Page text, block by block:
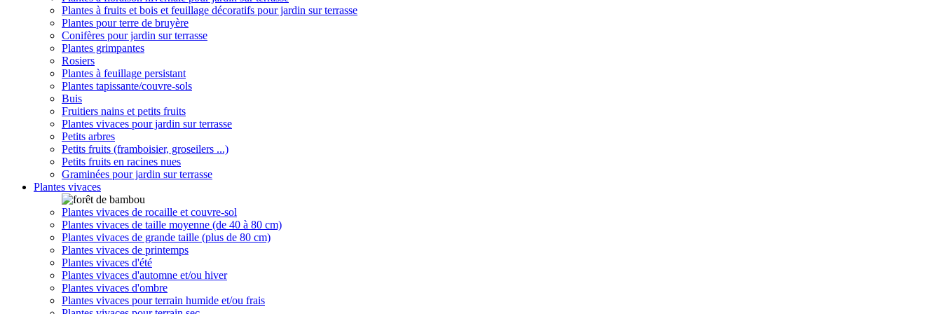
Plantes à fruits et bois et feuillage décoratifs pour jardin sur terrasse
Plantes pour terre de bruyère
Conifères pour jardin sur terrasse
Plantes grimpantes
Rosiers
Plantes à feuillage persistant
Plantes tapissante/couvre-sols
Buis
Fruitiers nains et petits fruits
Plantes vivaces pour jardin sur terrasse
Petits arbres
Petits fruits (framboisier, groseilers ...)
Petits fruits en racines nues
Graminées pour jardin sur terrasse
Plantes vivaces
Plantes vivaces de rocaille et couvre-sol
Plantes vivaces de taille moyenne (de 40 à 80 cm)
Plantes vivaces de grande taille (plus de 80 cm)
Plantes vivaces de printemps
Plantes vivaces d'été
Plantes vivaces d'automne et/ou hiver
Plantes vivaces d'ombre
Plantes vivaces pour terrain humide et/ou frais